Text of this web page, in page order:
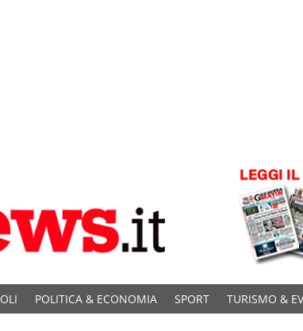
POLITICA & ECONOMIA SPORT TURISMO &